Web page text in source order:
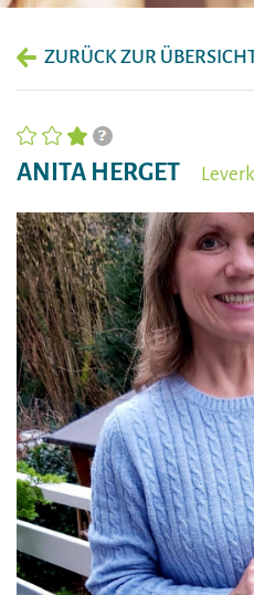
ZURÜCK ZUR
ANITA HERGET